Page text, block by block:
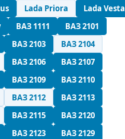
Lada Priora
Lada Vesta
ВАЗ 1111
ВАЗ 2101
ВАЗ 2103
ВАЗ 2104
ВАЗ 2106
ВАЗ 2107
ВАЗ 2109
ВАЗ 2110
ВАЗ 2112
ВАЗ 2113
ВАЗ 2115
ВАЗ 2120
ВАЗ 2123
ВАЗ 2129